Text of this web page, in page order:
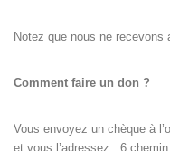
Notez que nous ne recevons
Comment faire un don ?
Vous envoyez un chèque à
et vous l’adressez : 6